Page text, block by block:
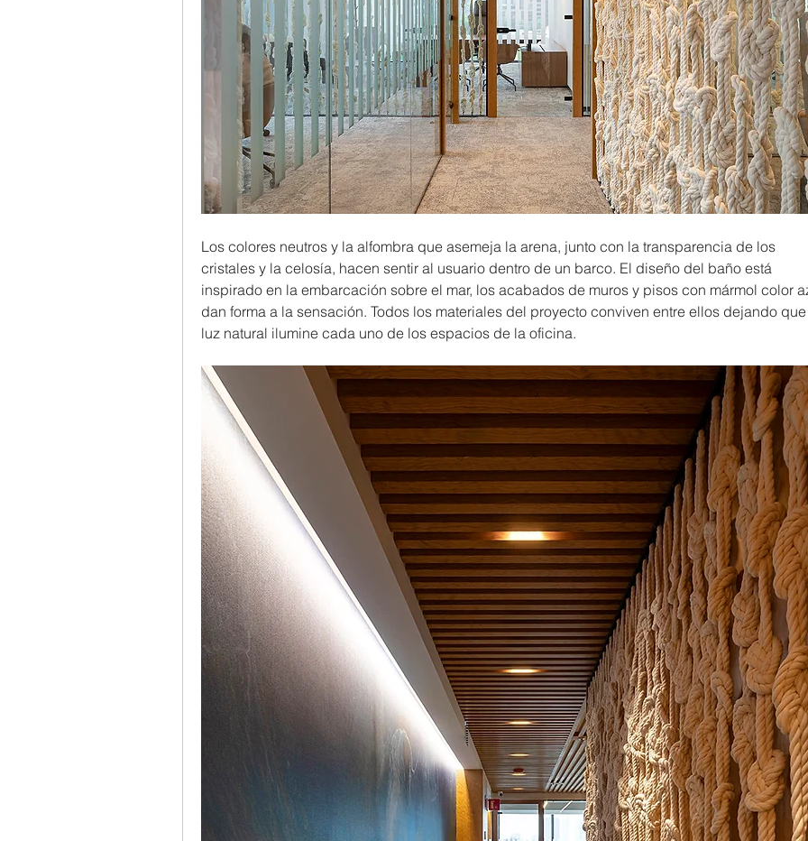
Los colores neutros y la alfombra que asemeja la arena, junto con la transparencia de los
cristales y la celosía, hacen sentir al usuario dentro de un barco. El diseño del baño está
inspirado en la embarcación sobre el mar, los acabados de muros y pisos con mármol color
dan forma a la sensación. Todos los materiales del proyecto conviven entre ellos dejando
luz natural ilumine cada uno de los espacios de la oficina.